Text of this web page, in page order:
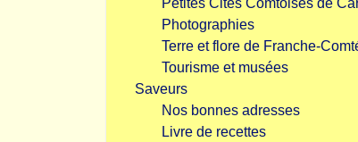
Petites Cités Comtoises de
Photographies
Terre et flore de Franche-
Tourisme et musées
Saveurs
Nos bonnes adresses
Livre de recettes